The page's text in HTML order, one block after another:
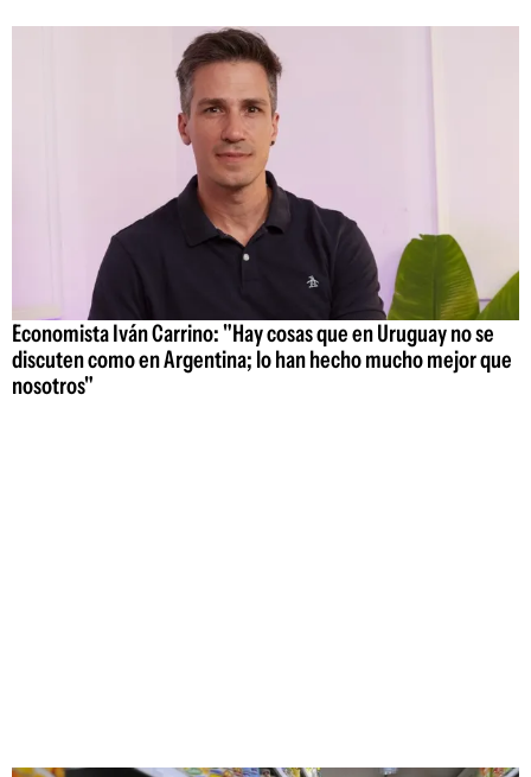
Economista Iván Carrino: "Hay cosas que en Uruguay no se
discuten como en Argentina; lo han hecho mucho mejor que
nosotros"